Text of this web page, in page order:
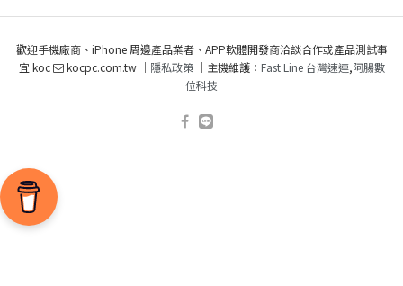
歡迎手機廠商、iPhone 周邊產品業者、APP軟體開發商洽談合作或產品測試事
宜 koc
kocpc.com.tw ｜ 隱私政策｜主機維護： Fast Line 台灣速連,阿腸數
位科技